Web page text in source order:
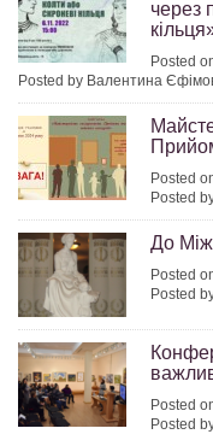
через
Posted
Posted by Валентина
Posted
Posted
До
Posted
Posted
Posted
Posted